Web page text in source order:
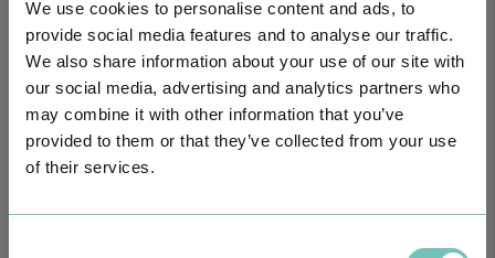
We use cookies to personalise content and ads, to
provide social media features and to analyse our traffic.
We also share information about your use of our site with
our social media, advertising and analytics partners who
may combine it with other information that you’ve
provided to them or that they’ve collected from your use
of their services.
Para cuidar de si no Algarve, Alentejo e Madeira